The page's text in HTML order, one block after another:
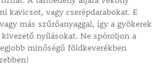
kavicsot, vagy cserépdarabokat. E
más szűrőanyaggal, így a gyökerek
nyílásokat. Ne spóroljon a
minőségű földkeverékben